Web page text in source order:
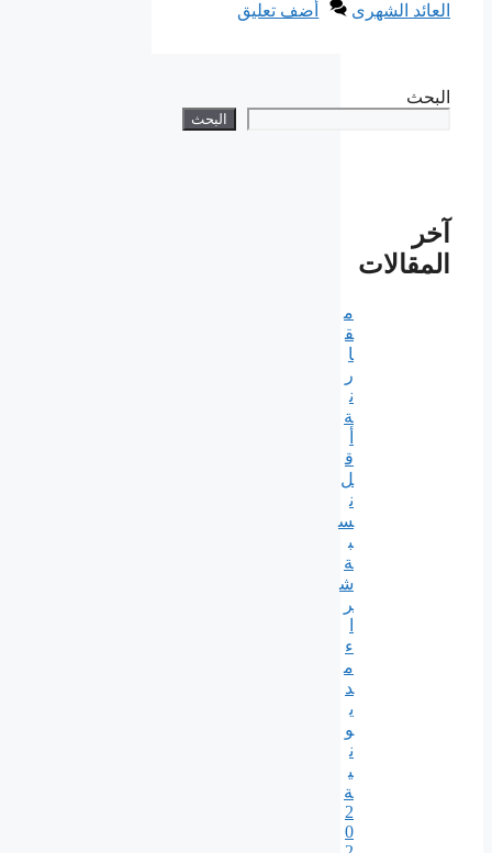
العائد الشهرى
أضف تعليق
البحث
البحث
آخر
المقالات
م
ق
ا
ر
ن
ة
ق
ل
ن
س
ب
ة
ش
ر
ء
م
د
ي
و
ن
ي
ة
2
0